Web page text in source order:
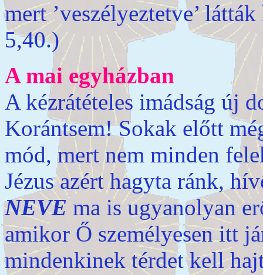
mert ’veszélyeztetve’
5,40.)
A mai egyházban
A kézrátételes imádság új
Korántsem! Sokak előtt
mód, mert nem minden
Jézus azért hagyta ránk,
NEVE ma is ugyanolyan
amikor Ő személyesen itt
mindenkinek térdet kell